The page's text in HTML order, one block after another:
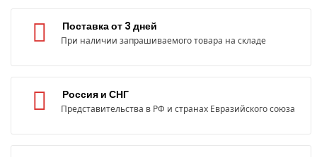
Поставка от 3 дней
При наличии запрашиваемого товара на складе
Россия и СНГ
Представительства в РФ и странах Евразийского союза